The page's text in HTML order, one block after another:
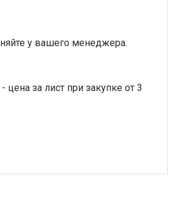
у вашего менеджера.
за лист при закупке от 3